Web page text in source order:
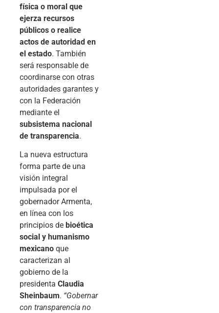
física o moral que
ejerza recursos
públicos o realice
actos de autoridad en
el estado. También
será responsable de
coordinarse con otras
autoridades garantes y
con la Federación
mediante el
subsistema nacional
de transparencia.
La nueva estructura
forma parte de una
visión integral
impulsada por el
gobernador Armenta,
en línea con los
principios de bioética
social y humanismo
mexicano que
caracterizan al
gobierno de la
presidenta Claudia
Sheinbaum. “Gobernar
con transparencia no